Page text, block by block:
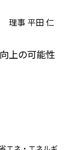
理事 平田 仁
上の可能性
エネ・エネルギ